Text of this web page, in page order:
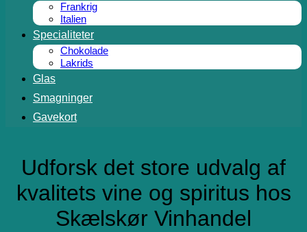
Frankrig
Italien
Specialiteter
Chokolade
Lakrids
Glas
Smagninger
Gavekort
Udforsk det store udvalg af
kvalitets vine og spiritus hos
Skælskør Vinhandel